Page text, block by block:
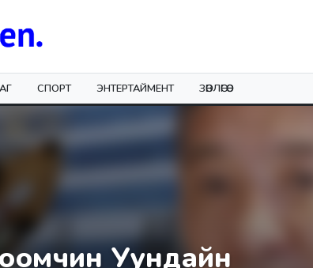
СПОРТ ЭНТЕРТАЙМЕНТ ЗӨВЛӨГӨӨ
Уундайн